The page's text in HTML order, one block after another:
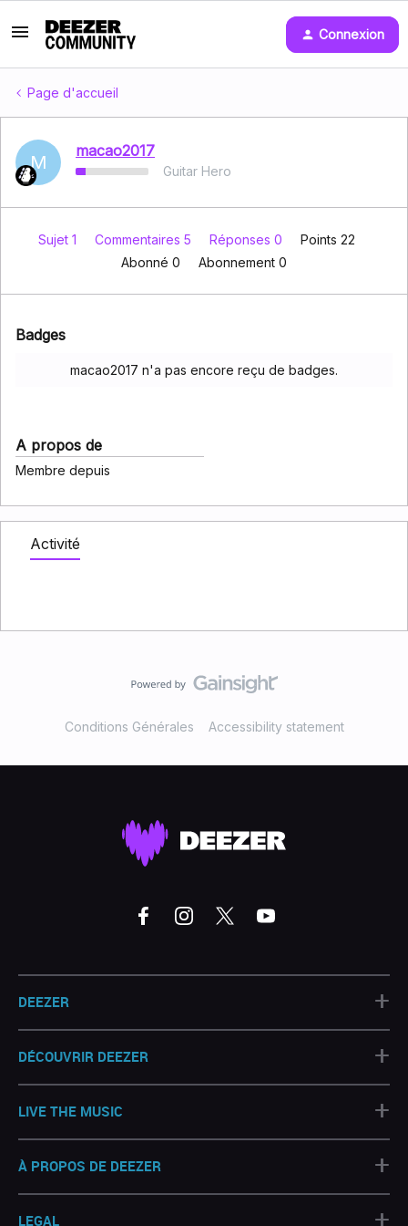
Connexion
Page d'accueil
M
macao2017
Guitar Hero
Sujet 1 Commentaires 5 Réponses 0
Points 22
Abonné 0 Abonnement 0
Badges
macao2017 n'a pas encore reçu de badges.
A propos de
Membre depuis
Activité
Conditions Générales Accessibility statement
DEEZER +
DÉCOUVRIR DEEZER +
LIVE THE MUSIC +
À PROPOS DE DEEZER +
LEGAL +